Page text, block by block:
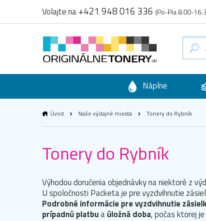
Volajte na+421 948 016 336 (Po-Pia 8.00-
Náplne
Úvod Naše výdajné miesta Tonery do Rybník
Tonery do Rybník
Výhodou doručenia objednávky na niektoré z
U spoločnosti Packeta je pre vyzdvihnutie
Podrobné informácie pre vyzdvihnutie
prípadnú platbuaúložná doba, počas ktorej